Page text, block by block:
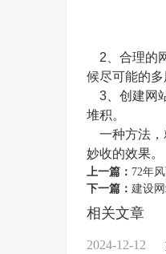
2、合理的
候尽可能的
3、创建网
堆积。
一种方法，
妙收的效果。
上一篇： 72年
下一篇： 建设
相关文章
2024-12-12